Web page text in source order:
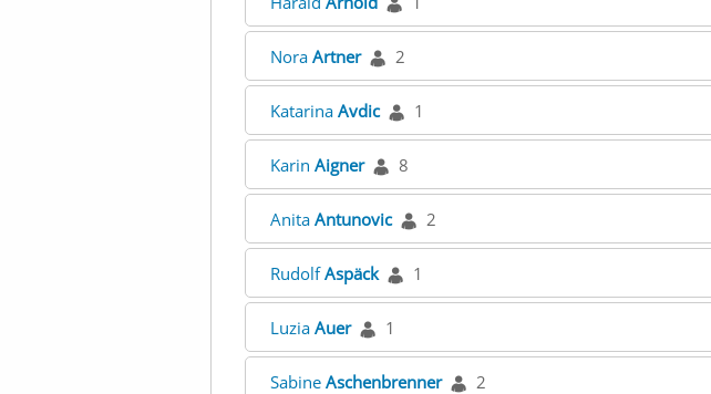
Nora Artner 2
Katarina Avdic 1
Karin Aigner 8
Anita Antunovic 2
RudolfAspäck 1
Luzia Auer 1
Sabine Aschenbrenner 2